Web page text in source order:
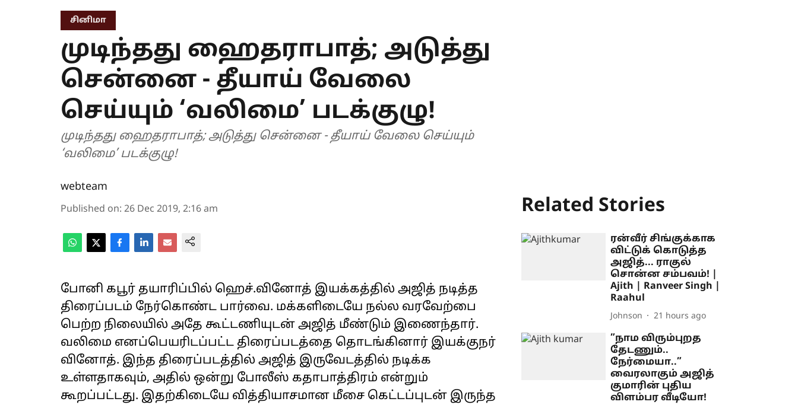
சினிமா
முடிந்தது ஹைதராபாத்; அடுத்து
சென்னை - தீயாய் வேலை
செய்யும் ‘வலிமை’ படக்குழு!
முடிந்தது ஹைதராபாத்; அடுத்து சென்னை - தீயாய் வேலை செய்யும்
‘வலிமை’ படக்குழு!
webteam
Published on: 26 Dec 2019, 2:16 am
போனி கபூர் தயாரிப்பில் ஹெச்.வினோத் இயக்கத்தில் அஜித் நடித்த
திரைப்படம் நேர்கொண்ட பார்வை. மக்களிடையே நல்ல வரவேற்பை
பெற்ற நிலையில் அதே கூட்டணியுடன் அஜித் மீண்டும் இணைந்தார்.
வலிமை எனப்பெயரிடப்பட்ட திரைப்படத்தை தொடங்கினார் இயக்குநர்
வினோத். இந்த திரைப்படத்தில் அஜித் இருவேடத்தில் நடிக்க
உள்ளதாகவும், அதில் ஒன்று போலீஸ் கதாபாத்திரம் என்றும்
கூறப்பட்டது. இதற்கிடையே வித்தியாசமான மீசை கெட்டப்புடன் இருந்த
Related Stories
ரன்வீர் சிங்குக்காக
விட்டுக் கொடுத்த
அஜித்... ராகுல்
சொன்ன சம்பவம்! |
Ajith | Ranveer Singh |
Raahul
Johnson 21 hours ago
”நாம விரும்புறத
தேடணும்..
நேர்மையா..”
வைரலாகும் அஜித்
குமாரின் புதிய
விளம்பர வீடியோ!